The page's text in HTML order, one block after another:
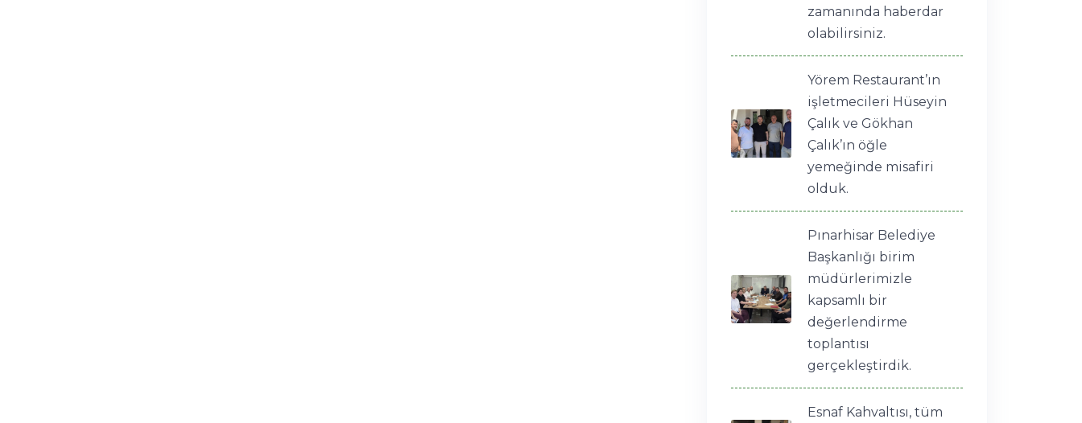
zamanında haberdar
olabilirsiniz.
Yörem Restaurant’ın
işletmecileri Hüseyin
Çalık ve Gökhan
Çalık’ın öğle
yemeğinde misafiri
olduk.
Pınarhisar Belediye
Başkanlığı birim
müdürlerimizle
kapsamlı bir
değerlendirme
toplantısı
gerçekleştirdik.
Esnaf Kahvaltısı, tüm